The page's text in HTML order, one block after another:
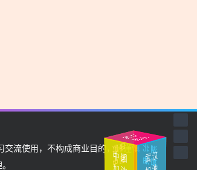
流使用，不构成商业目的，请谨慎
武
汉 中
国
加
油
湖
北
加
中
国
加
油
武
汉
挺
住